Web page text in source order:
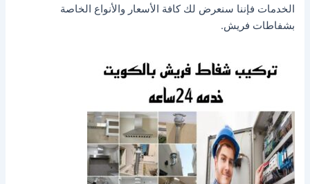
الخدمات فإننا سنعرض لك كافة الأسعار والأنواع الخاصة
بشفاطات فريش.